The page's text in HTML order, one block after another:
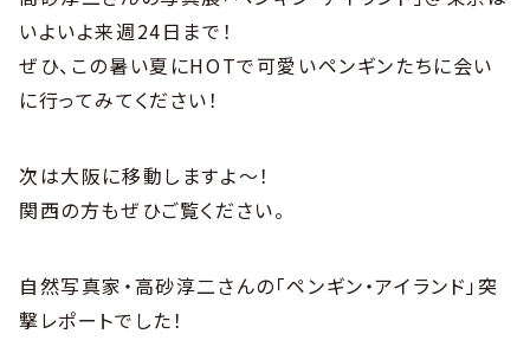
いよいよ来週24日まで！
ぜひ、この暑い夏にHOTで可愛いペンギンたちに会い
に行ってみてください！
次は大阪に移動しますよ～！
関西の方もぜひご覧ください。
自然写真家・高砂淳二さんの「ペンギン・アイランド」突
撃レポートでした！